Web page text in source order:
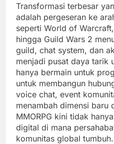
Transformasi terbesar
adalah pergeseran ke
seperti World of
hingga Guild Wars 2
guild, chat system, dan
menjadi pusat daya tarik
hanya bermain untuk
untuk membangun
voice chat, event
menambah dimensi baru
MMORPG kini tidak
digital di mana
komunitas global tumbuh.